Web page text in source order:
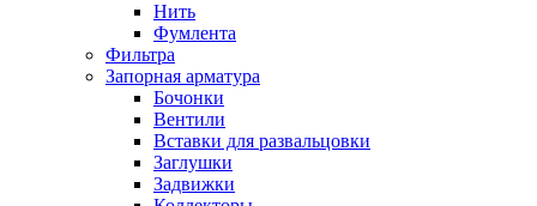
Нить
Фумлента
Фильтра
Запорная арматура
Бочонки
Вентили
Вставки для развальцовки
Заглушки
Задвижки